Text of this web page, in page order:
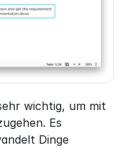
wichtig, um mit
Es
Dinge